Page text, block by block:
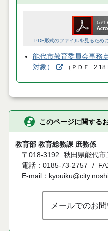
PDF形式のファイルを見るため
能代市教育委員会事務
対象）
（ ＰＤＦ 2.18
このページに関する
教育部 教育総務課 庶務係
〒018-3192
秋田県能代
電話：0185-73-2757
E-mail：
メールでのお